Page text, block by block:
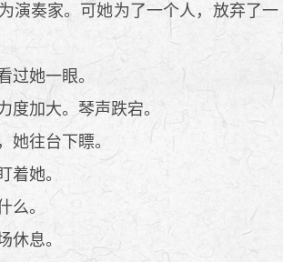
演奏家。可她为了一个人，放弃了一
她一眼。
加大。琴声跌宕。
往台下瞟。
她。
么。
息。